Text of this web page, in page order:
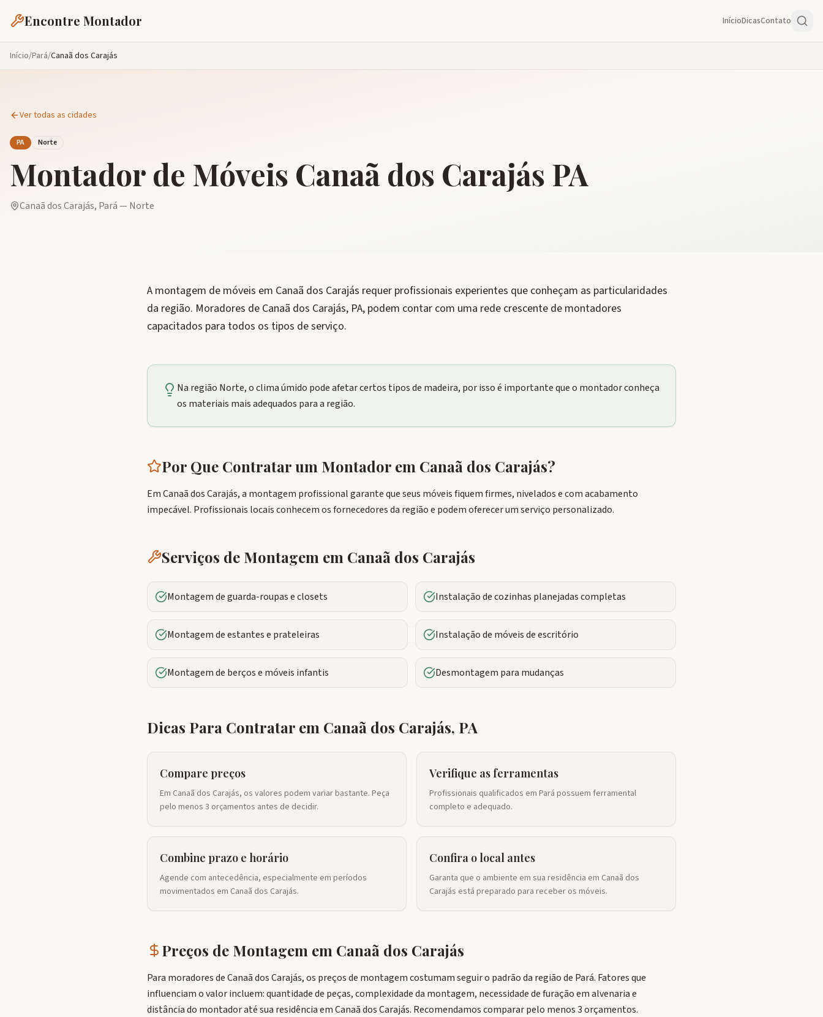
Encontre Montador InícioDicasContato
Início/Pará/Canaã dos Carajás
Ver todas as cidades
PA Norte
Montador de Móveis Canaã dos Carajás PA
Canaã dos Carajás, Pará— Norte
A montagem de móveis em Canaã dos Carajás requer profissionais experientes que conheçam as particularidades
da região. Moradores de Canaã dos Carajás, PA, podem contar com uma rede crescente de montadores
capacitados para todos os tipos de serviço.
Na região Norte, o clima úmido pode afetar certos tipos de madeira, por isso é importante que o montador conheça
os materiais mais adequados para a região.
Por Que Contratar um Montador em Canaã dos Carajás?
Em Canaã dos Carajás, a montagem profissional garante que seus móveis fiquem firmes, nivelados e com acabamento
impecável. Profissionais locais conhecem os fornecedores da região e podem oferecer um serviço personalizado.
Serviços de Montagem em Canaã dos Carajás
Montagem de guarda-roupas e closets Instalação de cozinhas planejadas completas
Montagem de estantes e prateleiras Instalação de móveis de escritório
Montagem de berços e móveis infantis Desmontagem para mudanças
Dicas Para Contratar em Canaã dos Carajás, PA
Compare preços
Em Canaã dos Carajás, os valores podem variar bastante. Peça
pelo menos 3 orçamentos antes de decidir.
Verifique as ferramentas
Profissionais qualificados em Pará possuem ferramental
completo e adequado.
Combine prazo e horário
Agende com antecedência, especialmente em períodos
movimentados em Canaã dos Carajás.
Confira o local antes
Garanta que o ambiente em sua residência em Canaã dos
Carajás está preparado para receber os móveis.
Preços de Montagem em Canaã dos Carajás
Para moradores de Canaã dos Carajás, os preços de montagem costumam seguir o padrão da região de Pará. Fatores que
influenciam o valor incluem: quantidade de peças, complexidade da montagem, necessidade de furação em alvenaria e
distância do montador até sua residência em Canaã dos Carajás. Recomendamos comparar pelo menos 3 orçamentos.